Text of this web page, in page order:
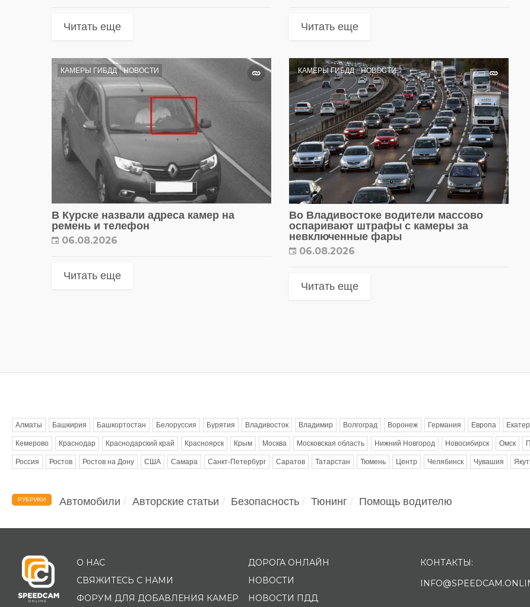
Читать еще Читать еще
КАМЕРЫ ГИБДД НОВОСТИ
В Курске назвали адреса камер на
ремень и телефон
06.08.2026
Читать еще
КАМЕРЫ ГИБДД НОВОСТИ
Во Владивостоке водители массово
оспаривают штрафы с камеры за
невключенные фары
06.08.2026
Читать еще
Алматы Башкирия Башкортостан Белоруссия Бурятия Владивосток Владимир Волгоград Воронеж Германия Европа
Кемерово Краснодар Краснодарский край Красноярск Крым Москва Московская область Нижний Новгород Новосибирск Омск
Россия Ростов Ростов на Дону США Самара Санкт-Петербург Саратов Татарстан Тюмень Центр Челябинск Чувашия
РУБРИКИ Автомобили Авторские статьи Безопасность Тюнинг Помощь водителю
О НАС
СВЯЖИТЕСЬ С НАМИ
ФОРУМ ДЛЯ ДОБАВЛЕНИЯ КАМЕР
ДОРОГА ОНЛАЙН
НОВОСТИ
НОВОСТИ ПДД
КОНТАКТЫ: